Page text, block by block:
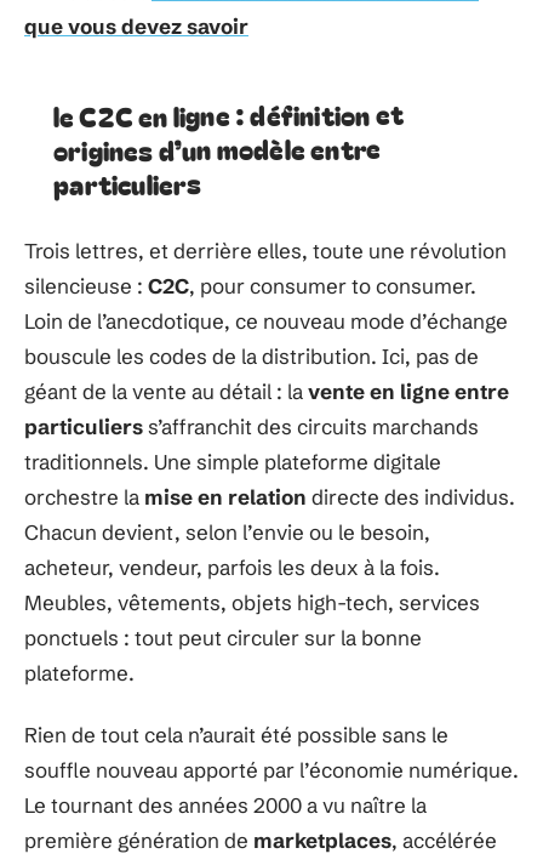
que vous devez savoir
le C2C en ligne : définition et
origines d’un modèle entre
particuliers
Trois lettres, et derrière elles, toute une révolution
silencieuse : C2C, pour consumer to consumer.
Loin de l’anecdotique, ce nouveau mode d’échange
bouscule les codes de la distribution. Ici, pas de
géant de la vente au détail : lavente en ligne entre
particulierss’affranchit des circuits marchands
traditionnels. Une simple plateforme digitale
orchestre la mise en relation directe des individus.
Chacun devient, selon l’envie ou le besoin,
acheteur, vendeur, parfois les deux à la fois.
Meubles, vêtements, objets high-tech, services
ponctuels : tout peut circuler sur la bonne
plateforme.
Rien de tout cela n’aurait été possible sans le
souffle nouveau apporté par l’économie numérique.
Le tournant des années 2000 a vu naître la
première génération de marketplaces, accélérée